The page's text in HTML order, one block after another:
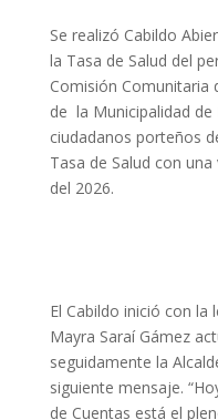
Se realizó Cabildo
la Tasa de Salud del
Comisión Comunitaria
de la Municipalidad
ciudadanos porteños
Tasa de Salud con
del 2026.
El Cabildo inició con
Mayra Saraí Gámez
seguidamente la
siguiente mensaje.
de Cuentas está el